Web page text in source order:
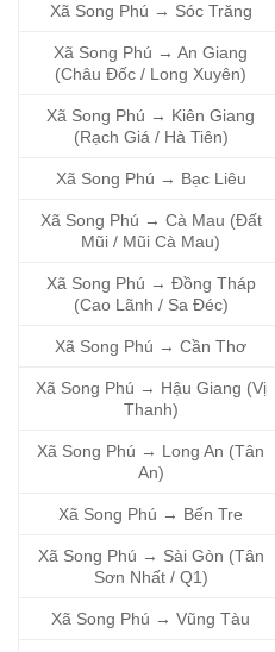
Xã Song Phú → Sóc Trăng
Xã Song Phú → An Giang
(Châu Đốc / Long Xuyên)
Xã Song Phú → Kiên Giang
(Rạch Giá / Hà Tiên)
Xã Song Phú → Bạc Liêu
Xã Song Phú → Cà Mau (Đất
Mũi / Mũi Cà Mau)
Xã Song Phú → Đồng Tháp
(Cao Lãnh / Sa Đéc)
Xã Song Phú → Cần Thơ
Xã Song Phú → Hậu Giang (Vị
Thanh)
Xã Song Phú → Long An (Tân
An)
Xã Song Phú → Bến Tre
Xã Song Phú → Sài Gòn (Tân
Sơn Nhất / Q1)
Xã Song Phú → Vũng Tàu